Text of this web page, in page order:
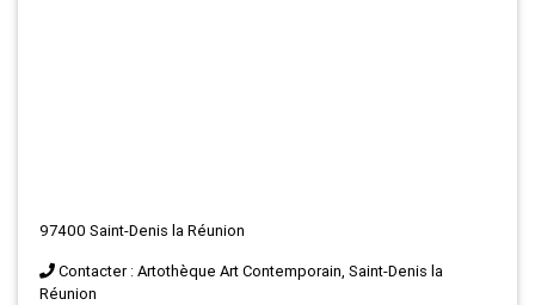
97400 Saint-Denis la Réunion
Contacter : Artothèque Art Contemporain, Saint-Denis la
Réunion